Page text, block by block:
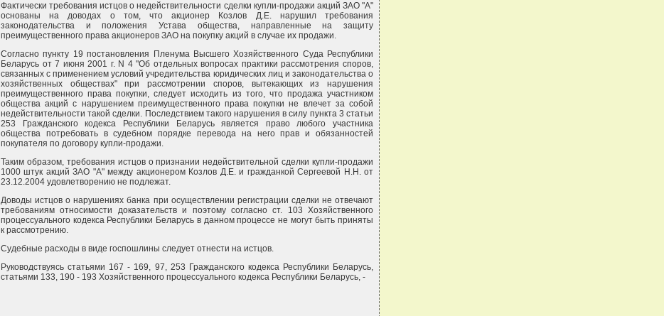
Фактически требования истцов о недействительности сделки купли-продажи акций ЗАО "А"
основаны на доводах о том, что акционер Козлов Д.Е. нарушил требования
законодательства и положения Устава общества, направленные на защиту
преимущественного права акционеров ЗАО на покупку акций в случае их продажи.
Согласно пункту 19 постановления Пленума Высшего Хозяйственного Суда Республики
Беларусь от 7 июня 2001 г. N 4 "Об отдельных вопросах практики рассмотрения споров,
связанных с применением условий учредительства юридических лиц и законодательства о
хозяйственных обществах" при рассмотрении споров, вытекающих из нарушения
преимущественного права покупки, следует исходить из того, что продажа участником
общества акций с нарушением преимущественного права покупки не влечет за собой
недействительности такой сделки. Последствием такого нарушения в силу пункта 3 статьи
253 Гражданского кодекса Республики Беларусь является право любого участника
общества потребовать в судебном порядке перевода на него прав и обязанностей
покупателя по договору купли-продажи.
Таким образом, требования истцов о признании недействительной сделки купли-продажи
1000 штук акций ЗАО "А" между акционером Козлов Д.Е. и гражданкой Сергеевой Н.Н. от
23.12.2004 удовлетворению не подлежат.
Доводы истцов о нарушениях банка при осуществлении регистрации сделки не отвечают
требованиям относимости доказательств и поэтому согласно ст. 103 Хозяйственного
процессуального кодекса Республики Беларусь в данном процессе не могут быть приняты
к рассмотрению.
Судебные расходы в виде госпошлины следует отнести на истцов.
Руководствуясь статьями 167 - 169, 97, 253 Гражданского кодекса Республики Беларусь,
статьями 133, 190 - 193 Хозяйственного процессуального кодекса Республики Беларусь, -